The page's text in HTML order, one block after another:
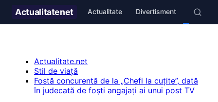
Actualitatenet Actualitate Divertisment Stil de
Actualitate.net
Stil de viață
Fostă concurentă de la „Chefi la cuțite”, dată
în judecată de foști angajați ai unui post TV